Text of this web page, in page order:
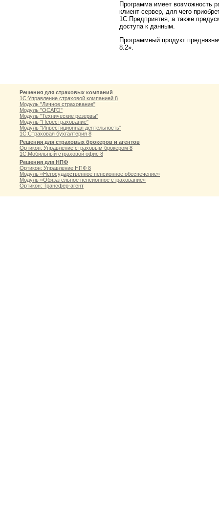
Программа имеет возможность
клиент-сервер, для чего
1С:Предприятия, а также
доступа к данным.
Программный продукт
8.2».
Решения для страховых компаний
1С:Управление страховой компанией 8
Модуль "Личное страхование"
Модуль "ОСАГО"
Модуль "Технические резервы"
Модуль "Перестрахование"
Модуль "Инвестиционная деятельность"
1С:Страховая бухгалтерия 8
Решения для страховых брокеров и агентов
Ортикон: Управление страховым брокером 8
1С:Мобильный страховой офис 8
Решения для НПФ
Ортикон: Управление НПФ 8
Модуль «Негосударственное пенсионное обеспечение»
Модуль «Обязательное пенсионное страхование»
Ортикон: Трансфер-агент